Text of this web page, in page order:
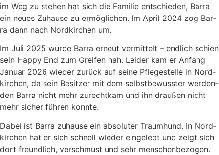
im Weg zu ste­hen hat sich die Fami­lie ent­schie­den, Bar­ra
ein neu­es Zuhau­se zu ermög­li­chen. Im April 2024 zog Bar­
ra dann nach Nord­kir­chen um.
Im Juli 2025 wur­de Bar­ra erneut ver­mit­telt – end­lich schien
sein Hap­py End zum Grei­fen nah. Lei­der kam er Anfang
Janu­ar 2026 wie­der zurück auf sei­ne Pfle­ge­stel­le in Nord­
kir­chen, da sein Besit­zer mit dem selbst­be­wuss­ter wer­den­
den Bar­ra nicht mehr zurecht­kam und ihn drau­ßen nicht
mehr sicher füh­ren konn­te.
Dabei ist Bar­ra zuhau­se ein abso­lu­ter Traum­hund. In Nord­
kir­chen hat er sich schnell wie­der ein­ge­lebt und zeigt sich
dort freund­lich, ver­schmust und sehr men­schen­be­zo­gen.